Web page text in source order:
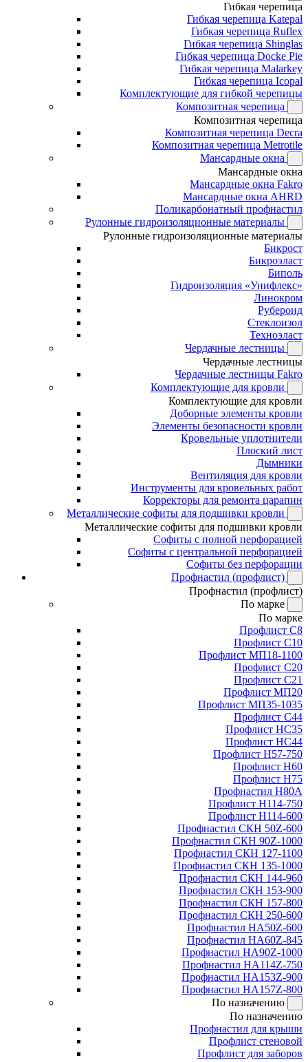
Гибкая черепица
Гибкая черепица Katepal
Гибкая черепица Ruflex
Гибкая черепица Shinglas
Гибкая черепица Docke Pie
Гибкая черепица Malarkey
Гибкая черепица Icopal
Комплектующие для гибкой черепицы
Композитная черепица
Композитная черепица
Композитная черепица Decra
Композитная черепица Metrotile
Мансардные окна
Мансардные окна
Мансардные окна Fakro
Мансардные окна AHRD
Поликарбонатный профнастил
Рулонные гидроизоляционные материалы
Рулонные гидроизоляционные материалы
Бикрост
Бикроэласт
Биполь
Гидроизоляция «Унифлекс»
Линокром
Рубероид
Стеклоизол
Техноэласт
Чердачные лестницы
Чердачные лестницы
Чердачные лестницы Fakro
Комплектующие для кровли
Комплектующие для кровли
Доборные элементы кровли
Элементы безопасности кровли
Кровельные уплотнители
Плоский лист
Дымники
Вентиляция для кровли
Инструменты для кровельных работ
Корректоры для ремонта царапин
Металлические софиты для подшивки кровли
Металлические софиты для подшивки кровли
Софиты с полной перфорацией
Софиты с центральной перфорацией
Софиты без перфорации
Профнастил (профлист)
Профнастил (профлист)
По марке
По марке
Профлист С8
Профлист С10
Профлист МП18-1100
Профлист С20
Профлист С21
Профлист МП20
Профлист МП35-1035
Профлист С44
Профлист НС35
Профлист НС44
Профлист Н57-750
Профлист Н60
Профлист Н75
Профнастил Н80А
Профлист Н114-750
Профлист Н114-600
Профнастил СКН 50Z-600
Профнастил СКН 90Z-1000
Профнастил СКН 127-1100
Профнастил СКН 135-1000
Профнастил СКН 144-960
Профнастил СКН 153-900
Профнастил СКН 157-800
Профнастил СКН 250-600
Профнастил НА50Z-600
Профнастил НА60Z-845
Профнастил НА90Z-1000
Профнастил НА114Z-750
Профнастил НА153Z-900
Профнастил НА157Z-800
По назначению
По назначению
Профнастил для крыши
Профлист стеновой
Профлист для заборов